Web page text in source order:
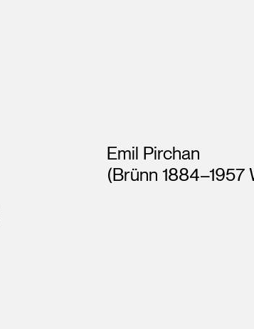
Künstler*innen
Emil Pirchan
(Brünn 1884–1957